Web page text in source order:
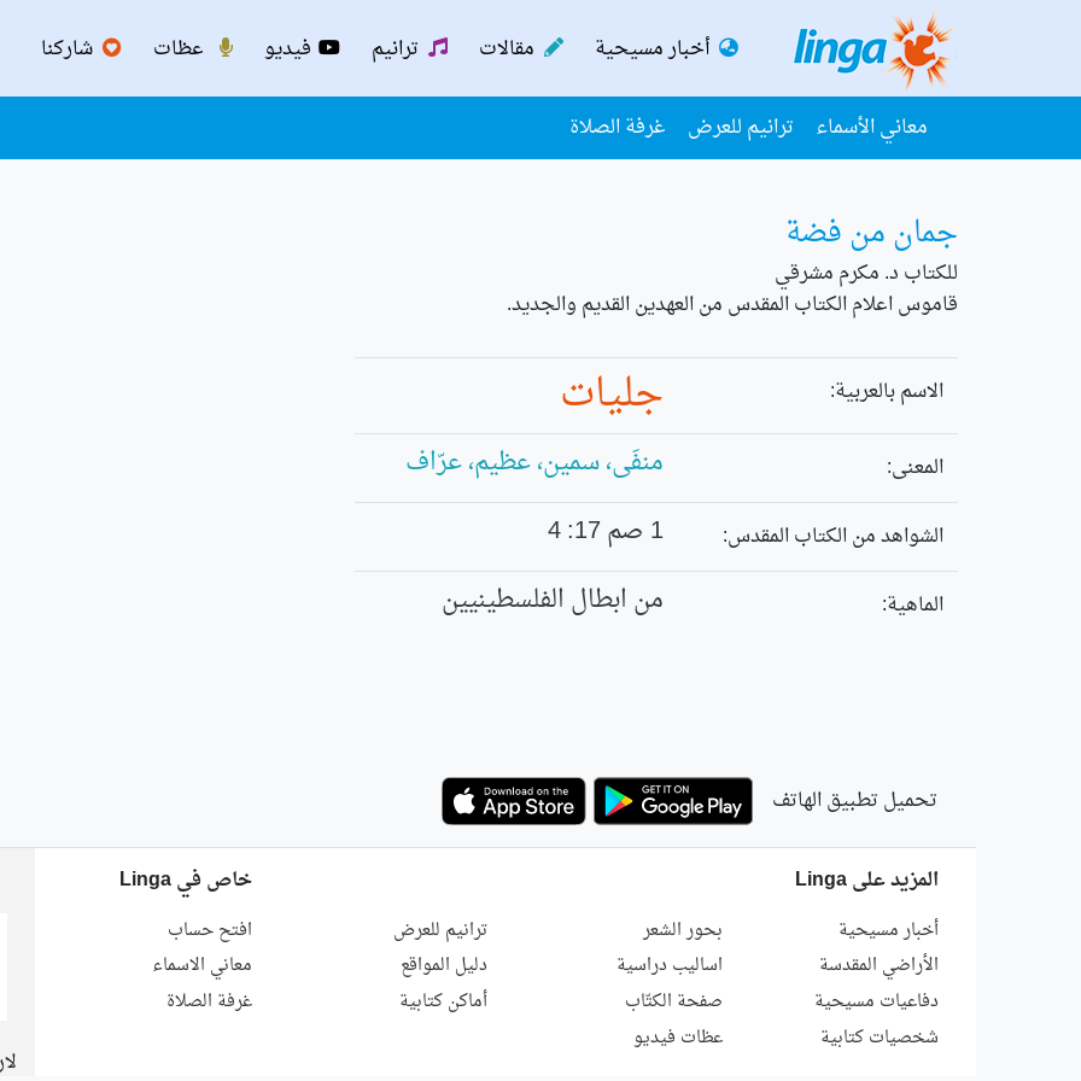
أخبار مسيحية مقالات ترانيم فيديو عظات شاركنا
معاني الأسماء ترانيم للعرض غرفة الصلاة
جمان من فضة
للكتاب د. مكرم مشرقي
قاموس اعلام الكتاب المقدس من العهدين القديم والجديد.
الاسم بالعربية: جليات
المعنى: منفَى، سمين، عظيم، عرّاف
الشواهد من الكتاب المقدس: 1 صم 17: 4
الماهية: من ابطال الفلسطينيين
تحميل تطبيق الهاتف
المزيد على Linga
أخبار مسيحية
الأراضي المقدسة
دفاعيات مسيحية
شخصيات كتابية
بحور الشعر
اساليب دراسية
صفحة الكتّاب
عظات فيديو
ترانيم للعرض
دليل المواقع
أماكن كتابية
خاص في Linga
افتح حساب
معاني الاسماء
غرفة الصلاة